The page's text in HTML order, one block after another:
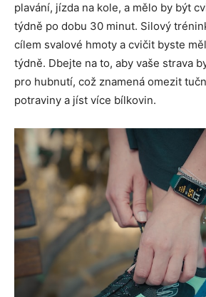
plavání, jízda na kole, a mělo by být
týdně po dobu 30 minut. Silový
cílem svalové hmoty a cvičit byste
týdně. Dbejte na to, aby vaše strava
pro hubnutí, což znamená omezit
potraviny a jíst více bílkovin.